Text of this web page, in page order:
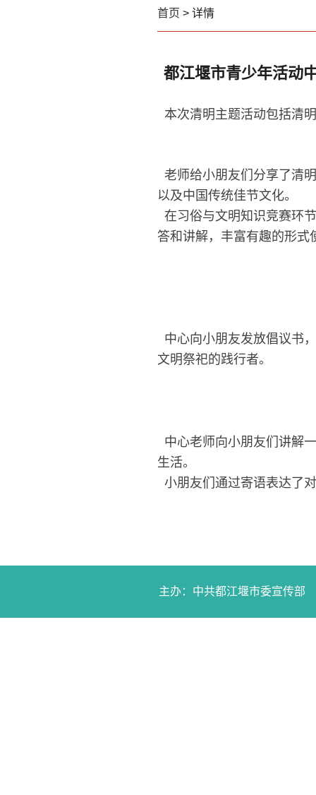
首页 > 详情
都江堰市青少年活动
本次清明主题活动包括清
老师给小朋友们分享了清
以及中国传统佳节文化。
在习俗与文明知识竞赛环
答和讲解，丰富有趣的形式
中心向小朋友发放倡议书
文明祭祀的践行者。
中心老师向小朋友们讲解
生活。
小朋友们通过寄语表达了
主办：中共都江堰市委宣传